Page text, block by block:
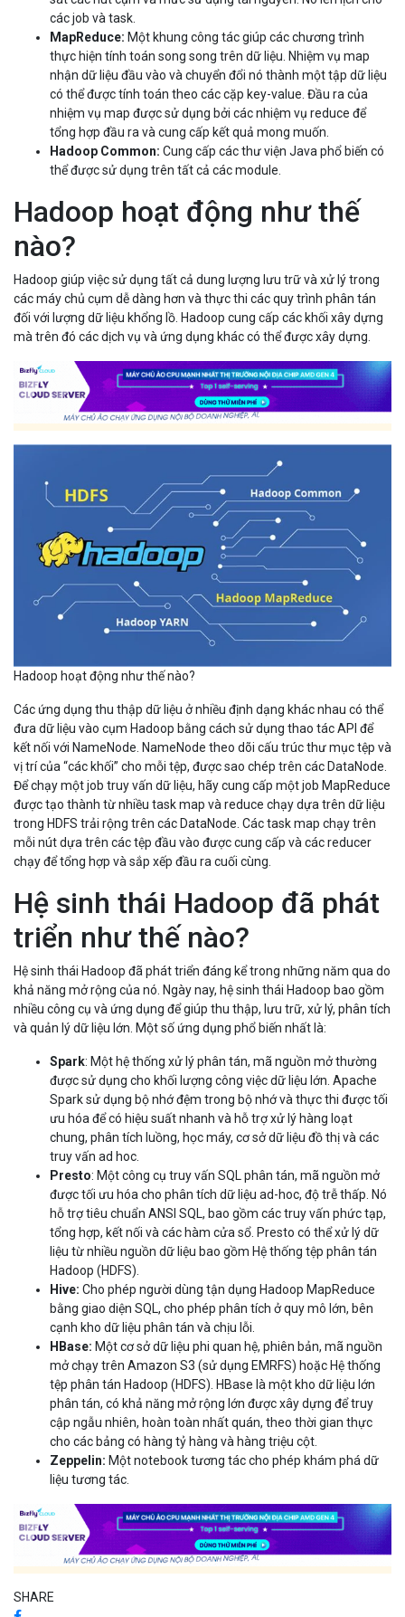
các job và task.
MapReduce: Một khung công tác giúp các chương trình
thực hiện tính toán song song trên dữ liệu. Nhiệm vụ map
nhận dữ liệu đầu vào và chuyển đổi nó thành một tập dữ liệu
có thể được tính toán theo các cặp key-value. Đầu ra của
nhiệm vụ map được sử dụng bởi các nhiệm vụ reduce để
tổng hợp đầu ra và cung cấp kết quả mong muốn.
Hadoop Common: Cung cấp các thư viện Java phổ biến có
thể được sử dụng trên tất cả các module.
Hadoop hoạt động như thế
nào?
Hadoop giúp việc sử dụng tất cả dung lượng lưu trữ và xử lý trong
các máy chủ cụm dễ dàng hơn và thực thi các quy trình phân tán
đối với lượng dữ liệu khổng lồ. Hadoop cung cấp các khối xây dựng
mà trên đó các dịch vụ và ứng dụng khác có thể được xây dựng.
Hadoop hoạt động như thế nào?
Các ứng dụng thu thập dữ liệu ở nhiều định dạng khác nhau có thể
đưa dữ liệu vào cụm Hadoop bằng cách sử dụng thao tác API để
kết nối với NameNode. NameNode theo dõi cấu trúc thư mục tệp và
vị trí của “các khối” cho mỗi tệp, được sao chép trên các DataNode.
Để chạy một job truy vấn dữ liệu, hãy cung cấp một job MapReduce
được tạo thành từ nhiều task map và reduce chạy dựa trên dữ liệu
trong HDFS trải rộng trên các DataNode. Các task map chạy trên
mỗi nút dựa trên các tệp đầu vào được cung cấp và các reducer
chạy để tổng hợp và sắp xếp đầu ra cuối cùng.
Hệ sinh thái Hadoop đã phát
triển như thế nào?
Hệ sinh thái Hadoop đã phát triển đáng kể trong những năm qua do
khả năng mở rộng của nó. Ngày nay, hệ sinh thái Hadoop bao gồm
nhiều công cụ và ứng dụng để giúp thu thập, lưu trữ, xử lý, phân tích
và quản lý dữ liệu lớn. Một số ứng dụng phổ biến nhất là:
Spark: Một hệ thống xử lý phân tán, mã nguồn mở thường
được sử dụng cho khối lượng công việc dữ liệu lớn. Apache
Spark sử dụng bộ nhớ đệm trong bộ nhớ và thực thi được tối
ưu hóa để có hiệu suất nhanh và hỗ trợ xử lý hàng loạt
chung, phân tích luồng, học máy, cơ sở dữ liệu đồ thị và các
truy vấn ad hoc.
Presto: Một công cụ truy vấn SQL phân tán, mã nguồn mở
được tối ưu hóa cho phân tích dữ liệu ad-hoc, độ trễ thấp. Nó
hỗ trợ tiêu chuẩn ANSI SQL, bao gồm các truy vấn phức tạp,
tổng hợp, kết nối và các hàm cửa sổ. Presto có thể xử lý dữ
liệu từ nhiều nguồn dữ liệu bao gồm Hệ thống tệp phân tán
Hadoop (HDFS).
Hive: Cho phép người dùng tận dụng Hadoop MapReduce
bằng giao diện SQL, cho phép phân tích ở quy mô lớn, bên
cạnh kho dữ liệu phân tán và chịu lỗi.
HBase: Một cơ sở dữ liệu phi quan hệ, phiên bản, mã nguồn
mở chạy trên Amazon S3 (sử dụng EMRFS) hoặc Hệ thống
tệp phân tán Hadoop (HDFS). HBase là một kho dữ liệu lớn
phân tán, có khả năng mở rộng lớn được xây dựng để truy
cập ngẫu nhiên, hoàn toàn nhất quán, theo thời gian thực
cho các bảng có hàng tỷ hàng và hàng triệu cột.
Zeppelin: Một notebook tương tác cho phép khám phá dữ
liệu tương tác.
SHARE